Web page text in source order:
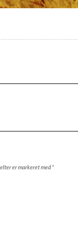
er markeret med *